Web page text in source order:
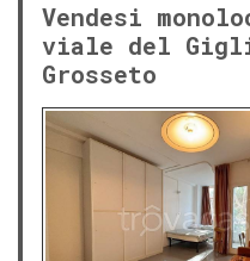
Vendesi
viale del
Grosseto